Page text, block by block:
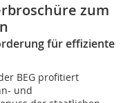
zum
für effiziente
BEG profitiert
und